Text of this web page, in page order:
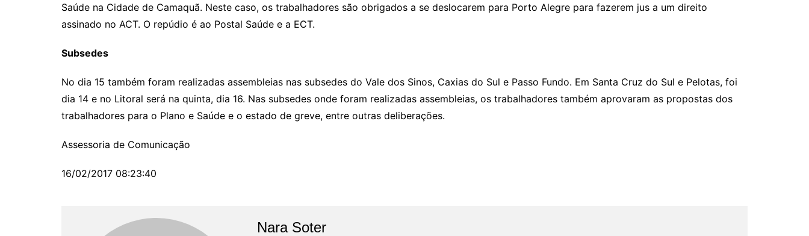
Saúde na Cidade de Camaquã. Neste caso, os trabalhadores são obrigados a se deslocarem para Porto Alegre para fazerem jus a um direito
assinado no ACT. O repúdio é ao Postal Saúde e a ECT.
Subsedes
No dia 15 também foram realizadas assembleias nas subsedes do Vale dos Sinos, Caxias do Sul e Passo Fundo. Em Santa Cruz do Sul e Pelotas, foi
dia 14 e no Litoral será na quinta, dia 16. Nas subsedes onde foram realizadas assembleias, os trabalhadores também aprovaram as propostas dos
trabalhadores para o Plano e Saúde e o estado de greve, entre outras deliberações.
Assessoria de Comunicação
16/02/2017 08:23:40
Nara Soter